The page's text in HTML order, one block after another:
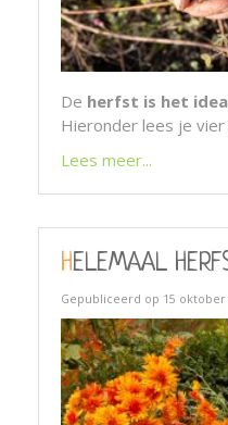
De herfst is het
Hieronder lees je
Lees meer...
HELEMAAL
Gepubliceerd op 15 oktober